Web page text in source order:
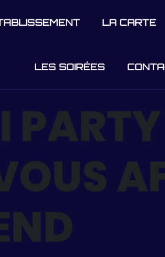
LA CARTE
LES SOIRÉES